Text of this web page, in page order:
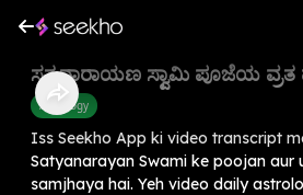
ಸತ್ಯನಾರಾಯಣ ಸ್ವಾಮಿ ಪೂಜೆಯ ವ್ರತ
Astrology
Iss Seekho App ki video transcript
Satyanarayan Swami ke poojan aur
samjhaya hai. Yeh video daily